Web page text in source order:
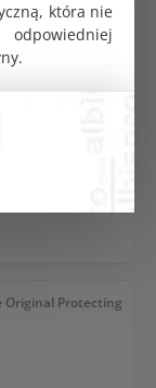
która nie
biały 500ml
500ml
Original Protecting